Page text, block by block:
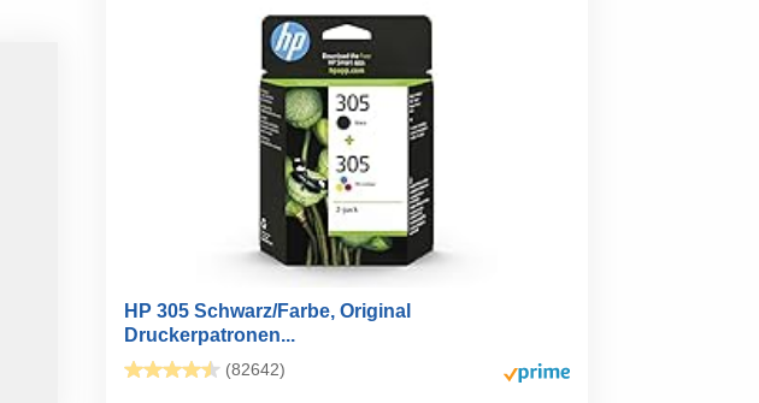
HP 305 Schwarz/Farbe, Original
Druckerpatronen...
(82642)